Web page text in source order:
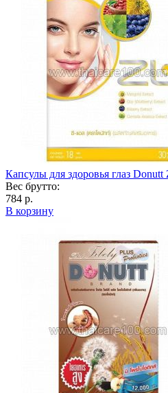
Капсулы для здоровья глаз Donutt
Вес брутто:
784 р.
В корзину